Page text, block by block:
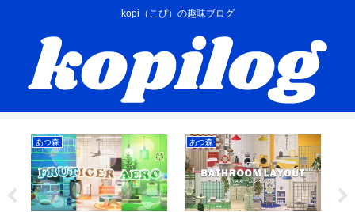
kopi（こぴ）の趣味ブログ
あつ森 あつ森